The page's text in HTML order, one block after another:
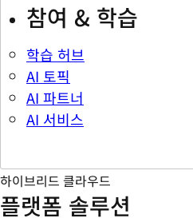
참여 & 학습
학습 허브
AI 토픽
AI 파트너
AI 서비스
하이브리드 클라우드
플랫폼 솔루션